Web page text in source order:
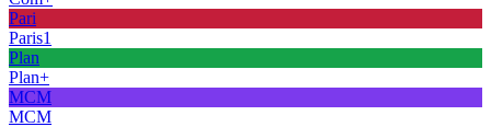
Pari
Paris1
Plan
Plan+
MCM
MCM